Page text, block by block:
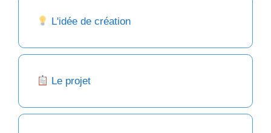
L'idée de création
Le projet